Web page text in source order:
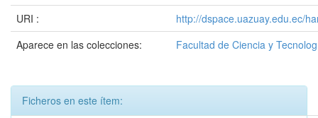
URI :
http://dspace.uazuay.edu.ec/
Aparece en las colecciones:
Facultad de Ciencia y
Ficheros en este ítem: